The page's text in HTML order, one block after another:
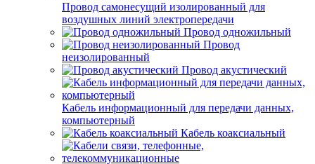
Провод самонесущий изолированный для
воздушных линий электропередачи
Провод одножильный
Провод
неизолированный
Провод акустический
Кабель информационный для передачи данных,
компьютерный
Кабель коаксиальный